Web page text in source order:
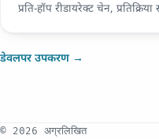
प्रति-हॉप रीडायरेक्ट चेन,
डेवलपर उपकरण →
© 2026 अग्रलिखित